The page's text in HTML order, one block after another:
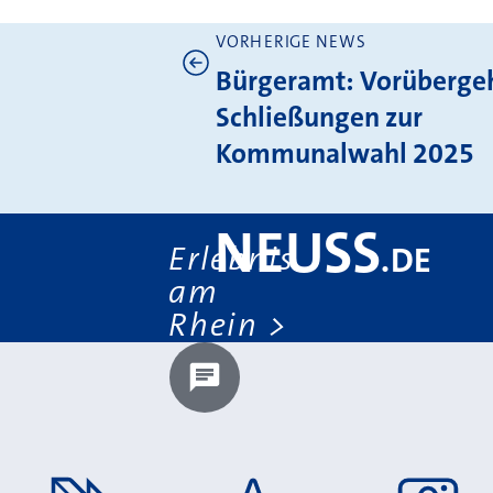
Weitere News
VORHERIGE NEWS
Bürgeramt:
Schließungen zur
Kommunalwahl 2025
Erlebnis
am
Rhein
NEUSS.DE
Chatbot laden?